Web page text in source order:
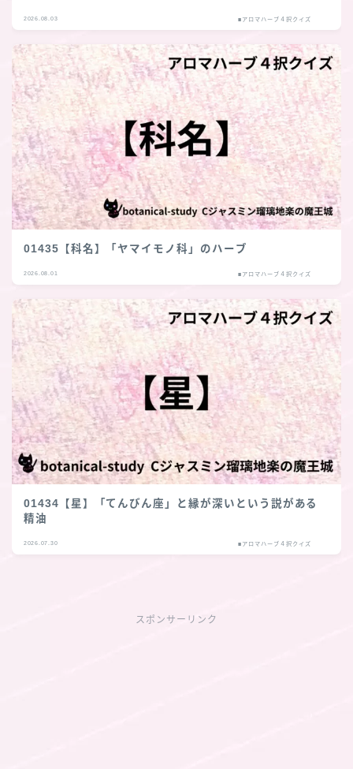
2026.08.03 ■アロマハーブ４択クイズ
01435【科名】「ヤマイモノ科」のハーブ
2026.08.01 ■アロマハーブ４択クイズ
01434【星】「てんびん座」と縁が深いという説がある
精油
2026.07.30 ■アロマハーブ４択クイズ
スポンサーリンク